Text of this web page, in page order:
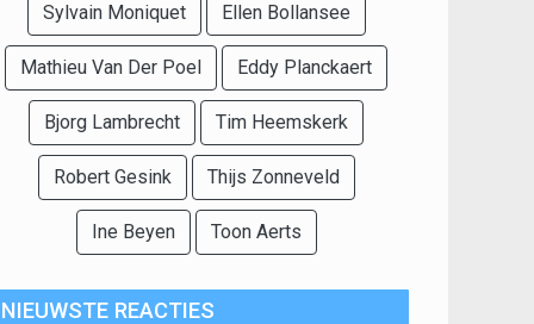
Sylvain Moniquet Ellen Bollansee
Mathieu Van Der Poel Eddy Planckaert
Bjorg Lambrecht Tim Heemskerk
Robert Gesink Thijs Zonneveld
Ine Beyen Toon Aerts
NIEUWSTE REACTIES